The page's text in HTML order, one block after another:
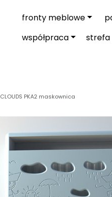
fronty meblowe
współpraca
CLOUDS PKA2 maskownica